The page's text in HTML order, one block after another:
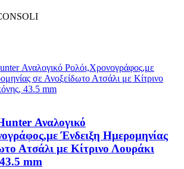
Αναλογικό
Ένδειξη Ημερομηνίας
Ατσάλι με Κίτρινο Λουράκι
mm